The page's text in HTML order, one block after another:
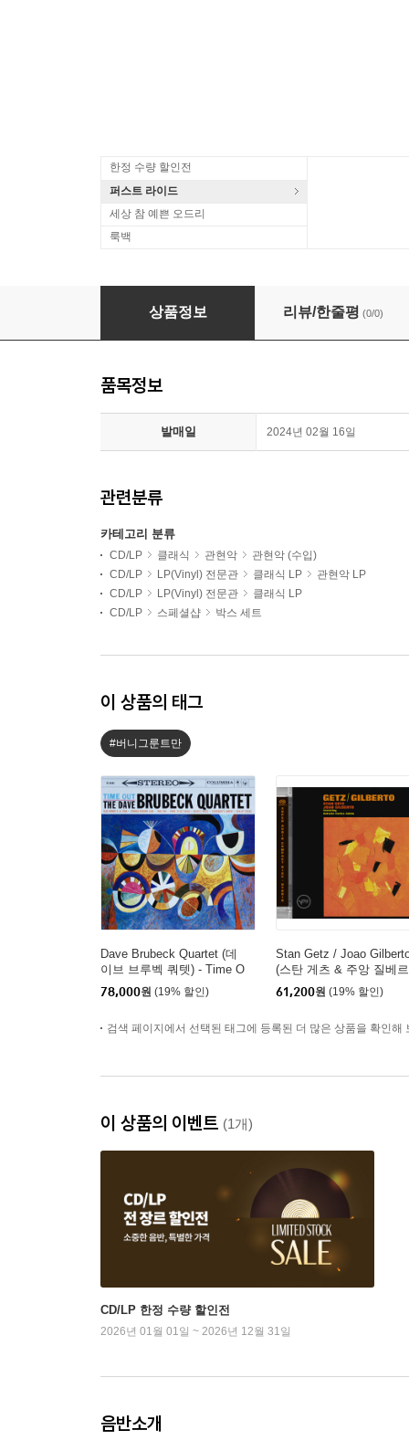
한정 수량 할인전
퍼스트 라이드
세상 참 예쁜 오드리
룩백
Ernest Ansermet 로열 발레단 갈라 퍼포먼스
상품정보 리뷰/한줄평 (0/0)
품목정보
발매일 2024년 02월 16일
관련분류
카테고리 분류
CD/LP 클래식 관현악
관현악 (수입)
CD/LP
LP(Vinyl) 전문관 클래식 LP
관현악 LP
CD/LP
LP(Vinyl) 전문관
클래식 LP
CD/LP
스페셜샵 박스 세트
이 상품의 태그
#버니그룬트만
Dave Brubeck Quartet (데
이브 브루벡 쿼텟) - Time O
ut [LP]
78,000원 (19% 할인)
Stan Getz / Joao
(스탄 게츠 & 주앙 질베르
토) - Getz / Gilberto
Hybrid]
61,200원 (19% 할인)
검색 페이지에서 선택된 태그에 등록된 더 많은 상품을 확인해
이 상품의 이벤트 (1개)
CD/LP 한정 수량 할인전
2026년 01월 01일 ~ 2026년 12월 31일
음반소개